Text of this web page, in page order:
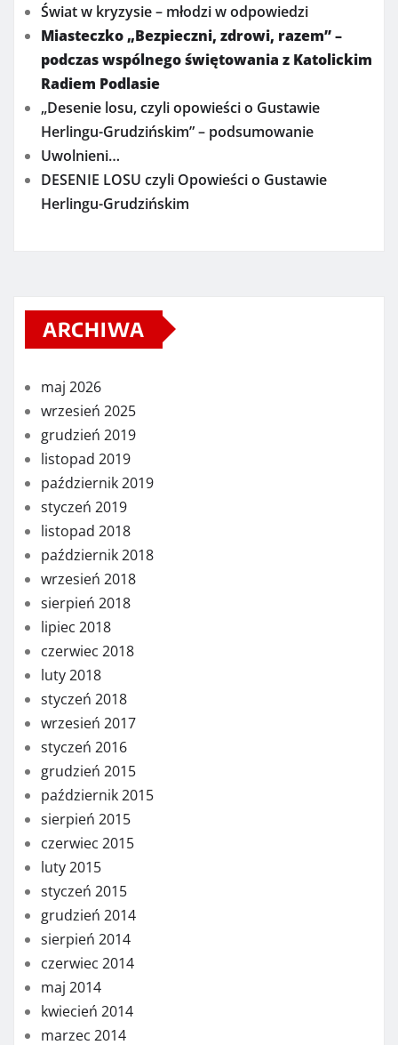
Świat w kryzysie – młodzi w odpowiedzi
Miasteczko „Bezpieczni, zdrowi, razem” –
podczas wspólnego świętowania z Katolickim
Radiem Podlasie
„Desenie losu, czyli opowieści o Gustawie
Herlingu-Grudzińskim” – podsumowanie
Uwolnieni…
DESENIE LOSU czyli Opowieści o Gustawie
Herlingu-Grudzińskim
ARCHIWA
maj 2026
wrzesień 2025
grudzień 2019
listopad 2019
październik 2019
styczeń 2019
listopad 2018
październik 2018
wrzesień 2018
sierpień 2018
lipiec 2018
czerwiec 2018
luty 2018
styczeń 2018
wrzesień 2017
styczeń 2016
grudzień 2015
październik 2015
sierpień 2015
czerwiec 2015
luty 2015
styczeń 2015
grudzień 2014
sierpień 2014
czerwiec 2014
maj 2014
kwiecień 2014
marzec 2014